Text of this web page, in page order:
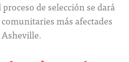
de selección se dará
más afectades